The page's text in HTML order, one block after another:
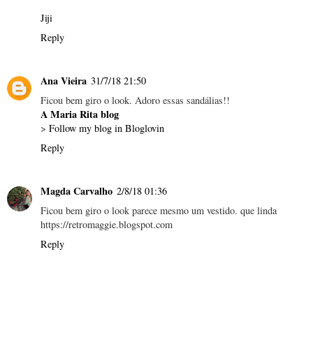
Jiji
Reply
Ana Vieira 31/7/18 21:50
Ficou bem giro o look. Adoro essas sandálias!!
A Maria Rita blog
> Follow my blog in Bloglovin
Reply
Magda Carvalho 2/8/18 01:36
Ficou bem giro o look parece mesmo um vestido. que linda
https://retromaggie.blogspot.com
Reply